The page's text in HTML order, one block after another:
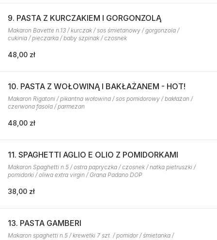
9. PASTA Z KURCZAKIEM I GORGONZOLĄ
Makaron Bavette n.13 / kurczak / sos śmietanowy / gorgonzola /
cukinia / pieczarka / baby szpinak / czosnek
48,00 zł
10. PASTA Z WOŁOWINĄ I BAKŁAŻANEM - HOT!
Makaron Rigatoni / pikantna wołowina / sos pomidorowy / bakłażan /
czerwona fasola / parmezan
48,00 zł
11. SPAGHETTI AGLIO E OLIO Z POMIDORKAMI
Makaron Spaghetti n.5 / ostra papryczka / czosnek / natka pietruszki /
pomidorki / oliwa extra virgin / Grana Padano DOP
38,00 zł
13. PASTA GAMBERI
Makaron spaghetti n.5 / krewetki 7 szt. / pomidor / śmietanka /